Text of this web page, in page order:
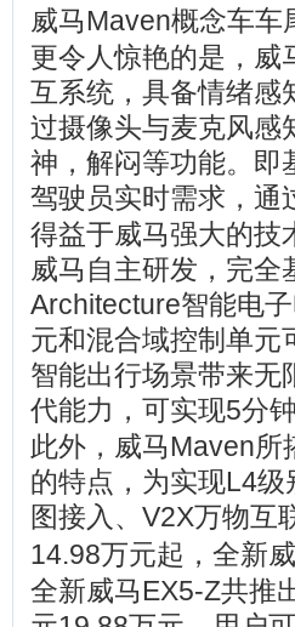
威马Maven概念车车
更令人惊艳的是，威
互系统，具备情绪感
过摄像头与麦克风感
神，解闷等功能。即
驾驶员实时需求，通
得益于威马强大的技
威马自主研发，完全
Architecture智能电
元和混合域控制单元
智能出行场景带来无
代能力，可实现5分
此外，威马Maven
的特点，为实现L4
图接入、V2X万物互
14.98万元起，全新
全新威马EX5-Z共推